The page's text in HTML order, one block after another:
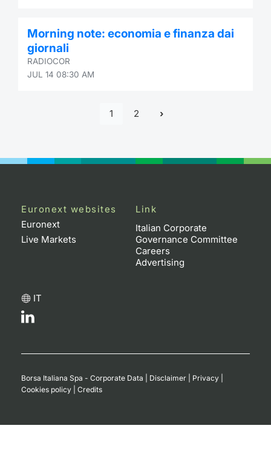
Morning note: economia e finanza dai
giornali
RADIOCOR
JUL 14 08:30 AM
1 2
Euronext websites
Euronext
Live Markets
Link
Italian Corporate
Governance Committee
Careers
Advertising
IT
Borsa Italiana Spa - Corporate Data Disclaimer Privacy
Cookies policy
Credits